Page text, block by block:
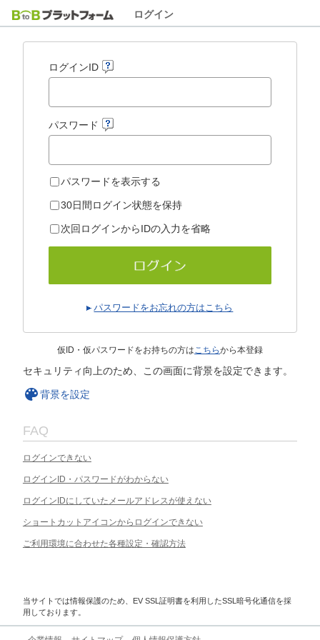
ログイン
ログインID
パスワード
パスワードを表示する
30日間ログイン状態を保持
次回ログインからIDの入力を省略
パスワードをお忘れの方はこちら
仮ID・仮パスワードをお持ちの方はこちらから本登録
セキュリティ向上のため、この画面に背景を設定できます。
背景を設定
FAQ
ログインできない
ログインID・パスワードがわからない
ログインIDにしていたメールアドレスが使えない
ショートカットアイコンからログインできない
ご利用環境に合わせた各種設定・確認方法
当サイトでは情報保護のため、EV SSL証明書を利用したSSL暗号化通信を採
用しております。